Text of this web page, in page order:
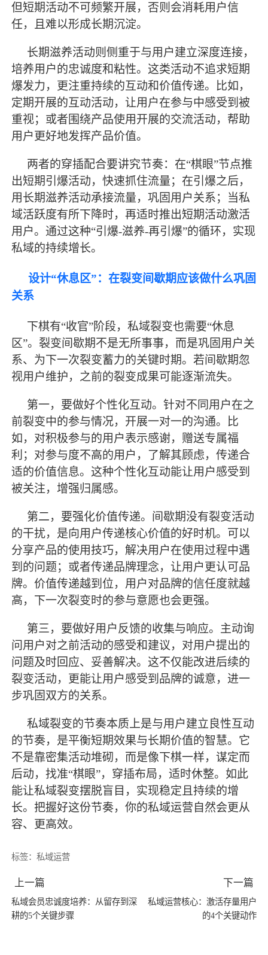
但短期活动不可频繁开展，否则会消耗用户信
任，且难以形成长期沉淀。
长期滋养活动则侧重于与用户建立深度连接，
培养用户的忠诚度和粘性。这类活动不追求短期
爆发力，更注重持续的互动和价值传递。比如，
定期开展的互动活动，让用户在参与中感受到被
重视；或者围绕产品使用开展的交流活动，帮助
用户更好地发挥产品价值。
两者的穿插配合要讲究节奏：在“棋眼”节点推
出短期引爆活动，快速抓住流量；在引爆之后，
用长期滋养活动承接流量，巩固用户关系；当私
域活跃度有所下降时，再适时推出短期活动激活
用户。通过这种“引爆-滋养-再引爆”的循环，实现
私域的持续增长。
设计“休息区”：在裂变间歇期应该做什么巩固
关系
下棋有“收官”阶段，私域裂变也需要“休息
区”。裂变间歇期不是无所事事，而是巩固用户关
系、为下一次裂变蓄力的关键时期。若间歇期忽
视用户维护，之前的裂变成果可能逐渐流失。
第一，要做好个性化互动。针对不同用户在之
前裂变中的参与情况，开展一对一的沟通。比
如，对积极参与的用户表示感谢，赠送专属福
利；对参与度不高的用户，了解其顾虑，传递合
适的价值信息。这种个性化互动能让用户感受到
被关注，增强归属感。
第二，要强化价值传递。间歇期没有裂变活动
的干扰，是向用户传递核心价值的好时机。可以
分享产品的使用技巧，解决用户在使用过程中遇
到的问题；或者传递品牌理念，让用户更认可品
牌。价值传递越到位，用户对品牌的信任度就越
高，下一次裂变时的参与意愿也会更强。
第三，要做好用户反馈的收集与响应。主动询
问用户对之前活动的感受和建议，对用户提出的
问题及时回应、妥善解决。这不仅能改进后续的
裂变活动，更能让用户感受到品牌的诚意，进一
步巩固双方的关系。
私域裂变的节奏本质上是与用户建立良性互动
的节奏，是平衡短期效果与长期价值的智慧。它
不是靠密集活动堆砌，而是像下棋一样，谋定而
后动，找准“棋眼”，穿插布局，适时休整。如此
能让私域裂变摆脱盲目，实现稳定且持续的增
长。把握好这份节奏，你的私域运营自然会更从
容、更高效。
标签：私域运营
上一篇
私域会员忠诚度培养：从留存到深
耕的5个关键步骤
下一篇
私域运营核心：激活存量用户
的4个关键动作